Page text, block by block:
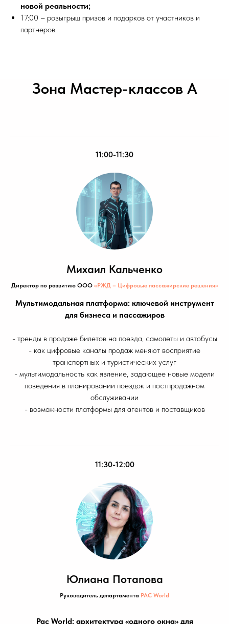
новой реальности;
17:00 – розыгрыш призов и подарков от участников и
партнеров.
Зона Мастер-классов А
11:00-11:30
Михаил Кальченко
Директор по развитию ООО «РЖД – Цифровые пассажирские решения»
Мультимодальная платформа: ключевой инструмент
для бизнеса и пассажиров
- тренды в продаже билетов на поезда, самолеты и автобусы
- как цифровые каналы продаж меняют восприятие
транспортных и туристических услуг
- мультимодальность как явление, задающее новые модели
поведения в планировании поездок и постпродажном
обслуживании
- возможности платформы для агентов и поставщиков
11:30-12:00
Юлиана Потапова
Руководитель департамента PAC World
Pac World: архитектура «одного окна» для